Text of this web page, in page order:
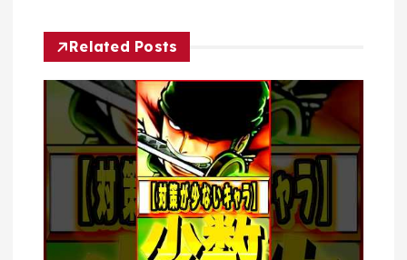
シ
ョ
ン
Related Posts